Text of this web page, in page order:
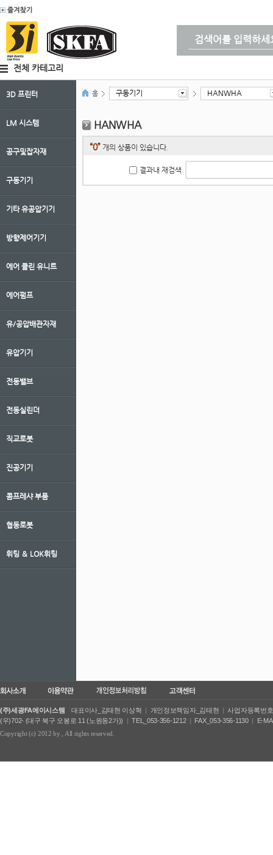
전체 카테고리
3D 프린터
LM 시스템
공구및잡자재
구동기기
기타 유공압기기
방향제어기기
에어 클린 유니트
에어펌프
유/공압배관자재
유압기기
전동밸브
전동실린더
직교로봇
진공기기
콤프레샤 부품
협동로봇
휘팅 ＆ LOK휘팅
홈 구동기기 HANWHA
HANWHA
“0” 개의 상품이 있습니다.
결과내 재검색
(주)세광FA에이시스템 대표이사_김태현 이상혁 | 개인정보책임자_김태현 | 사업자등록번
(우)702- (대구 북구 오봉로 11 (노원동2가))
| TEL_053-356-1212 | FAX_053-356-1130 |
E-
Copyright (c) 2012 by
, All rights reserved.